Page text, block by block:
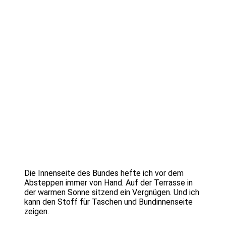
Die Innenseite des Bundes hefte ich vor dem
Absteppen immer von Hand. Auf der Terrasse in
der warmen Sonne sitzend ein Vergnügen. Und ich
kann den Stoff für Taschen und Bundinnenseite
zeigen.